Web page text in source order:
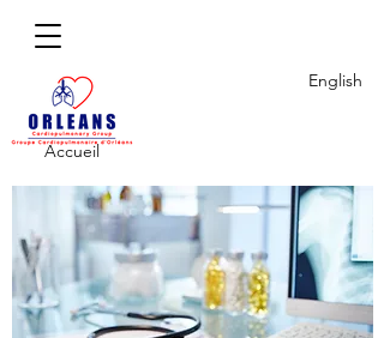
Accueil
English